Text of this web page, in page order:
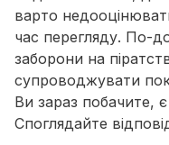
варто
час перегляду. По-
заборони на
супроводжувати
Ви зараз побачите,
Споглядайте